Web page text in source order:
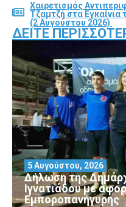
Χαιρετισμός
Τζαμτζή στα
(2 Αυγούστου 2026)
ΔΕΊΤΕ
Δήλωση της
Ιγνατιάδου με
Εμποροπανήγυρης
5 Αυγούστου, 2026